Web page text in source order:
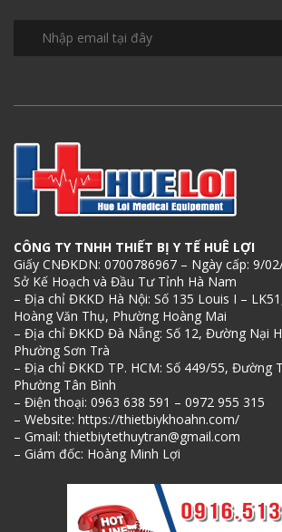
CÔNG TY TNHH THIẾT BỊ Y TẾ HUÊ LỢI
Giấy CNĐKDN: 0700786967 – Ngày cấp: 9/
Sở Kế Hoạch và Đầu Tư Tỉnh Hà Nam
– Địa chỉ ĐKKD Hà Nội: Số 135 Louis I –
Hoàng Văn Thụ, Phường Hoàng Mai
– Địa chỉ ĐKKD Đà Nẵng: Số 12, Đường Nại
Phường Sơn Trà
– Địa chỉ ĐKKD TP. HCM: Số 449/55, Đường
Phường Tân Bình
– Điện thoại: 0963 638 591 – 0972 955 315
– Website: https://thietbiykhoahn.com/
– Gmail: thietbiytethuytran@gmail.com
– Giám đốc: Hoàng Minh Lợi